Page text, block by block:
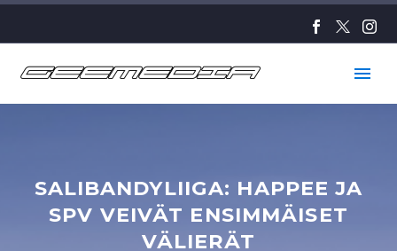
SALIBANDYLIIGA: HAPPEE JA
SPV VEIVÄT ENSIMMÄISET
VÄLIERÄT